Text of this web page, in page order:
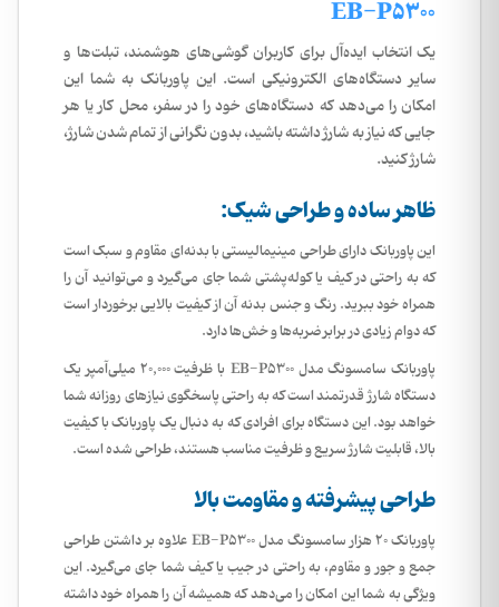
EB-P5300
یک انتخاب ایده‌آل برای کاربران گوشی‌های هوشمند، تبلت‌ها و
سایر دستگاه‌های الکترونیکی است. این پاوربانک به شما این
امکان را می‌دهد که دستگاه‌های خود را در سفر، محل کار یا هر
جایی که نیاز به شارژ داشته باشید، بدون نگرانی از تمام شدن شارژ،
شارژ کنید.
ظاهر ساده و طراحی شیک:
این پاوربانک دارای طراحی مینیمالیستی با بدنه‌ای مقاوم و سبک است
که به راحتی در کیف یا کوله‌پشتی شما جای می‌گیرد و می‌توانید آن را
همراه خود ببرید. رنگ و جنس بدنه آن از کیفیت بالایی برخوردار است
که دوام زیادی در برابر ضربه‌ها و خش‌ها دارد.
پاوربانک سامسونگ مدل EB-P5300 با ظرفیت 20,000 میلی‌آمپر یک
دستگاه شارژ قدرتمند است که به راحتی پاسخگوی نیازهای روزانه شما
خواهد بود. این دستگاه برای افرادی که به دنبال یک پاوربانک با کیفیت
بالا، قابلیت شارژ سریع و ظرفیت مناسب هستند، طراحی شده است.
طراحی پیشرفته و مقاومت بالا
پاوربانک 20 هزار سامسونگ مدل EB-P5300 علاوه بر داشتن طراحی
جمع و جور و مقاوم، به راحتی در جیب یا کیف شما جای می‌گیرد. این
ویژگی به شما این امکان را می‌دهد که همیشه آن را همراه خود داشته